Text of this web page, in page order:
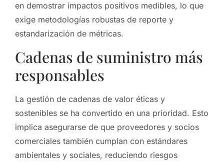
en demostrar impactos positivos medibles, lo que
exige metodologías robustas de reporte y
estandarización de métricas.
Cadenas de suministro más
responsables
La gestión de cadenas de valor éticas y
sostenibles se ha convertido en una prioridad. Esto
implica asegurarse de que proveedores y socios
comerciales también cumplan con estándares
ambientales y sociales, reduciendo riesgos